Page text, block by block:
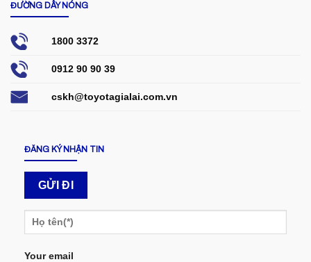
ĐƯỜNG DÂY NÓNG
1800 3372
0912 90 90 39
cskh@toyotagialai.com.vn
ĐĂNG KÝ NHẬN TIN
Your email